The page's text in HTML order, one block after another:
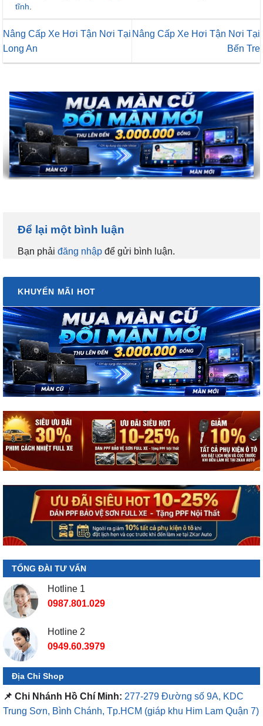
tĩnh.
Nâng Cấp Xe Hơi Tận Nơi Tại
Long An
Nâng Cấp Xe Hơi Tận Nơi Tại
Bến Tre
Để lại một bình luận
Bạn phải đăng nhập để gửi bình luận.
KHUYẾN MÃI HOT
TỔNG ĐÀI TƯ VẤN
Hotline 1
0987.801.029
Hotline 2
0949.60.3979
Địa Chỉ Shop
📌 Chi Nhánh Hồ Chí Minh: 277-279 Đường số 9A, KDC
Trung Sơn, Bình Chánh, Tp.HCM (giáp khu Him Lam Quận 7)